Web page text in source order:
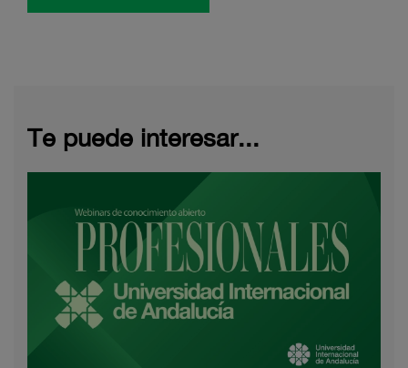
Te puede interesar...